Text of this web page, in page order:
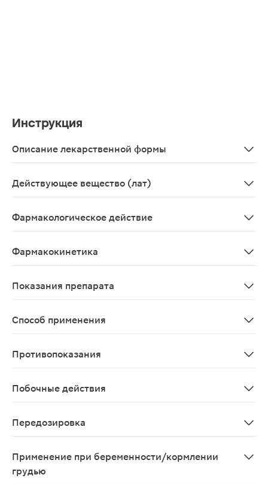
Инструкция
Описание лекарственной формы
Действующее вещество (лат)
Фармакологическое действие
Фармакокинетика
Показания препарата
Способ применения
Противопоказания
Побочные действия
Передозировка
Применение при беременности/кормлении
грудью